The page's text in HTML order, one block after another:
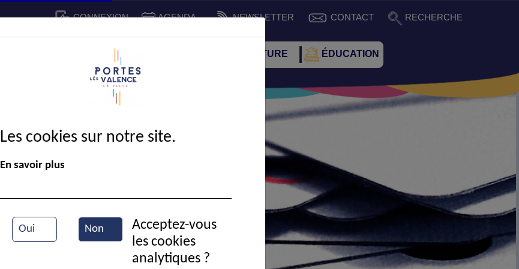
CONNEXION AGENDA NEWSLETTER CONTACT RECHERCHE
CADRE DE VIE SPORT ET CULTURE ÉDUCATION
Jeu de carte
Les cookies sur notre site.
En savoir plus
Oui Non
Acceptez-vous
les cookies
analytiques ?